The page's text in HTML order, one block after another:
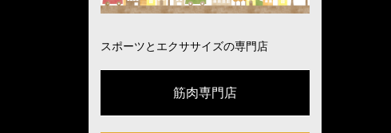
スポーツとエクササイズの専門店
筋肉専門店